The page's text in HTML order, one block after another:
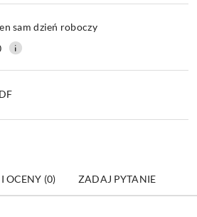
Wyślij
sam dzień roboczy
OCENY (0) ZADAJ PYTANIE